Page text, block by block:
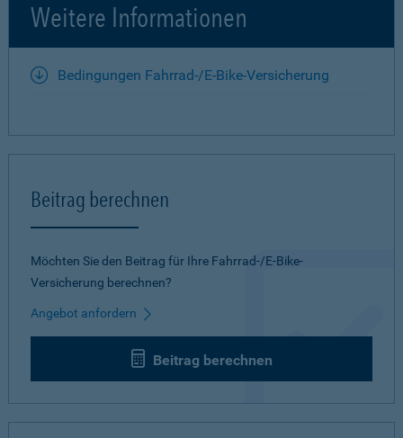
Weitere Informationen
Bedingungen Fahrrad-/E-Bike-Versicherung
Beitrag berechnen
Möchten Sie den Beitrag für Ihre Fahrrad-/E-Bike-
Versicherung berechnen?
Angebot anfordern
Beitrag berechnen